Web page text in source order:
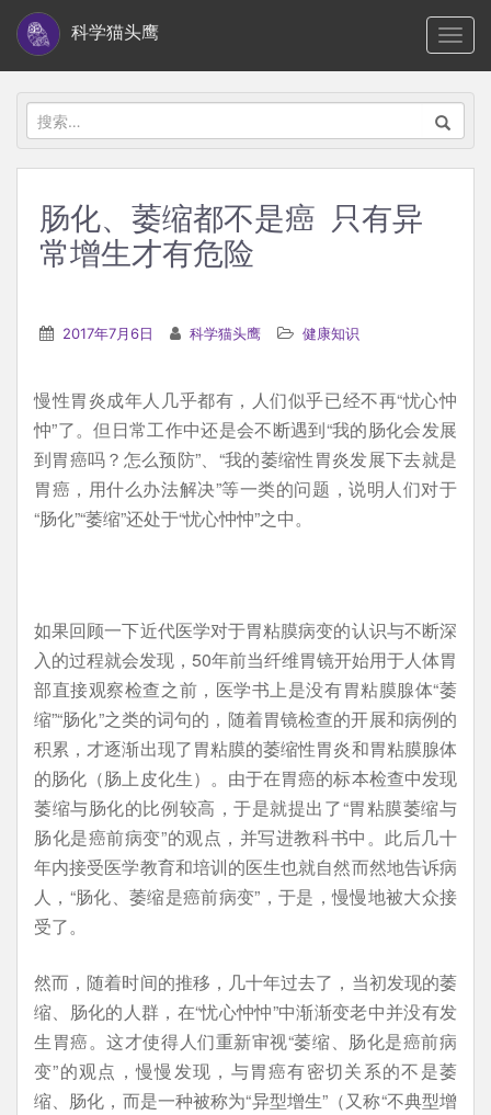
i
科学猫头鹰
搜
索：
肠化、萎缩都不是癌 只有异
常增生才有危险
2017年7月6日 科学猫头鹰 健康知识
慢性胃炎成年人几乎都有，人们似乎已经不再“忧心忡
忡”了。但日常工作中还是会不断遇到“我的肠化会发展
到胃癌吗？怎么预防”、“我的萎缩性胃炎发展下去就是
胃癌，用什么办法解决”等一类的问题，说明人们对于
“肠化”“萎缩”还处于“忧心忡忡”之中。
如果回顾一下近代医学对于胃粘膜病变的认识与不断深
入的过程就会发现，50年前当纤维胃镜开始用于人体胃
部直接观察检查之前，医学书上是没有胃粘膜腺体“萎
缩”“肠化”之类的词句的，随着胃镜检查的开展和病例的
积累，才逐渐出现了胃粘膜的萎缩性胃炎和胃粘膜腺体
的肠化（肠上皮化生）。由于在胃癌的标本检查中发现
萎缩与肠化的比例较高，于是就提出了“胃粘膜萎缩与
肠化是癌前病变”的观点，并写进教科书中。此后几十
年内接受医学教育和培训的医生也就自然而然地告诉病
人，“肠化、萎缩是癌前病变”，于是，慢慢地被大众接
受了。
然而，随着时间的推移，几十年过去了，当初发现的萎
缩、肠化的人群，在“忧心忡忡”中渐渐变老中并没有发
生胃癌。这才使得人们重新审视“萎缩、肠化是癌前病
变”的观点，慢慢发现，与胃癌有密切关系的不是萎
缩、肠化，而是一种被称为“异型增生”（又称“不典型增